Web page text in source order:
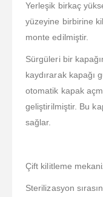
Yerleşik birkaç
yüzeyine birbirine
monte edilmiştir.
Sürgüleri bir
kaydırarak kapağı
otomatik kapak
geliştirilmiştir. Bu
sağlar.
Çift kilitleme
Sterilizasyon